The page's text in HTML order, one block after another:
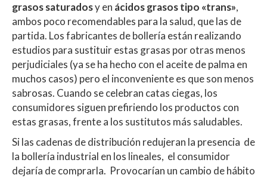
grasos saturadosy en ácidos grasos tipo «trans»,
ambos poco recomendables para la salud, que las de
partida. Los fabricantes de bollería están realizando
estudios para sustituir estas grasas por otras menos
perjudiciales (ya se ha hecho con el aceite de palma en
muchos casos) pero el inconveniente es que son menos
sabrosas. Cuando se celebran catas ciegas, los
consumidores siguen prefiriendo los productos con
estas grasas, frente a los sustitutos más saludables.
Si las cadenas de distribución redujeran la presencia de
la bollería industrial en los lineales, el consumidor
dejaría de comprarla. Provocarían un cambio de hábito